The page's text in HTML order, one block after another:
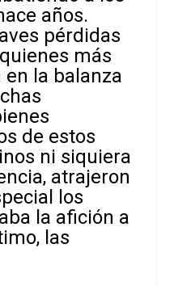
años.
pérdidas
más
la balanza
de estos
ni siquiera
atrajeron
los
la afición a
las